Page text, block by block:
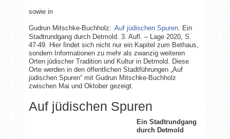
sowie in
Gudrun Mitschke-Buchholz: Auf jüdischen Spuren. Ein
Stadtrundgang durch Detmold. 3. Aufl. – Lage 2020, S.
47-49. Hier findet sich nicht nur ein Kapitel zum Bethaus,
sondern Informationen zu mehr als zwanzig weiteren
Orten jüdischer Tradition und Kultur in Detmold. Diese
Orte werden in den öffentlichen Stadtführungen „Auf
jüdischen Spuren“ mit Gudrun Mitschke-Buchholz
zwischen Mai und Oktober gezeigt.
Auf jüdischen Spuren
Ein Stadtrundgang
durch Detmold